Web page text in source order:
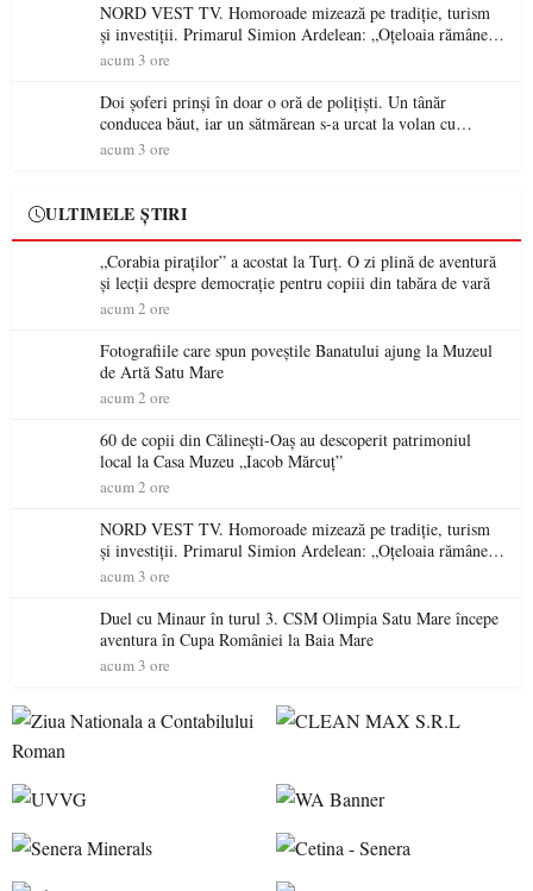
NORD VEST TV. Homoroade mizează pe tradiție, turism
și investiții. Primarul Simion Ardelean: „Oțeloaia rămâne
un brand al Codrului”
acum 3 ore
Doi șoferi prinși în doar o oră de polițiști. Un tânăr
conducea băut, iar un sătmărean s-a urcat la volan cu
permisul suspendat
acum 3 ore
ULTIMELE ȘTIRI
„Corabia piraților” a acostat la Turț. O zi plină de aventură
și lecții despre democrație pentru copiii din tabăra de vară
acum 2 ore
Fotografiile care spun poveștile Banatului ajung la Muzeul
de Artă Satu Mare
acum 2 ore
60 de copii din Călinești-Oaș au descoperit patrimoniul
local la Casa Muzeu „Iacob Mărcuț”
acum 2 ore
NORD VEST TV. Homoroade mizează pe tradiție, turism
și investiții. Primarul Simion Ardelean: „Oțeloaia rămâne
un brand al Codrului”
acum 3 ore
Duel cu Minaur în turul 3. CSM Olimpia Satu Mare începe
aventura în Cupa României la Baia Mare
acum 3 ore